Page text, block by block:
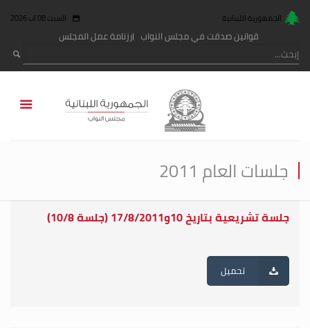
الجمهورية اللبنانية السبت 08 آب 2026
قوانين صدقت في مجلس النواب رزنامة عمل المجلس
جلسات العام 2011
جلسة تشريعية بتاريخ 10و17/8/2011 (جلسة 10/8)
تحميل